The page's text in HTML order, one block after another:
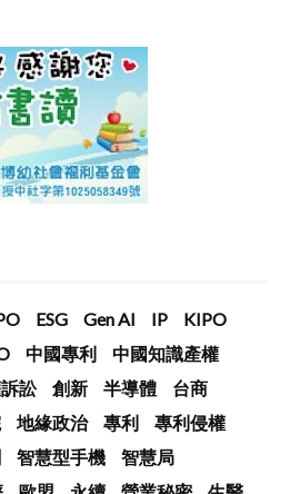
ESG Gen AI IP
KIPO
中國專利
中國知識產權
訟 創新 半導體
台商
地緣政治 專利
專利侵權
智慧型手機
智慧局